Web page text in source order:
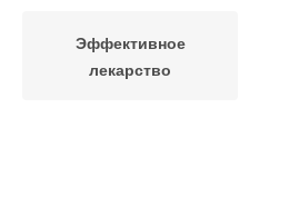
Эффективное
лекарство